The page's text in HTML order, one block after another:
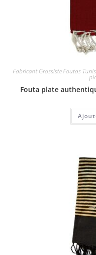
Fabricant Grossiste Foutas
Fouta plate